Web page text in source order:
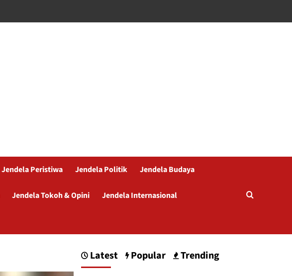
Jendela Peristiwa Jendela Politik Jendela Budaya
Jendela Tokoh & Opini Jendela Internasional
Latest Popular Trending